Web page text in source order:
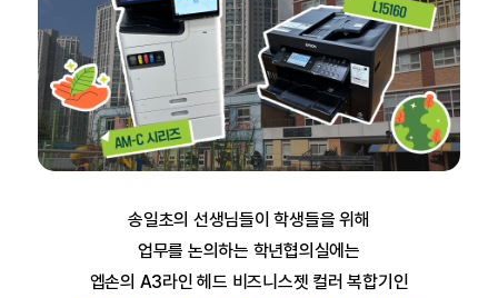
송일초의 선생님들이 학생들을 위해
업무를 논의하는 학년협의실에는
엡손의 A3라인 헤드 비즈니스젯 컬러 복합기인